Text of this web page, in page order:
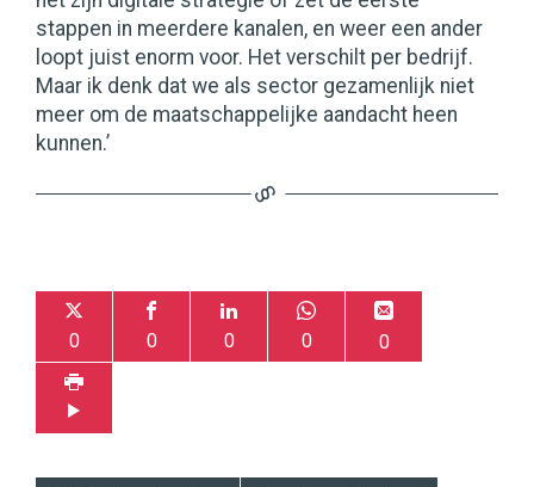
stappen in meerdere kanalen, en weer een ander
loopt juist enorm voor. Het verschilt per bedrijf.
Maar ik denk dat we als sector gezamenlijk niet
meer om de maatschappelijke aandacht heen
kunnen.’
0 0 0 0 0